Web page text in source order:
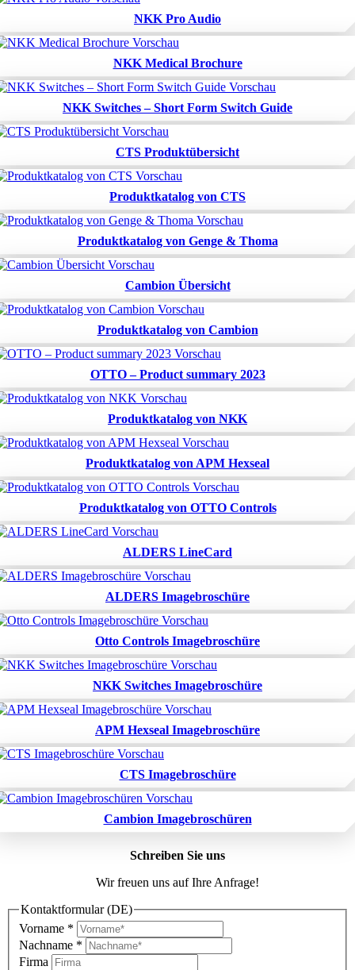
NKK Pro Audio
NKK Medical Brochure
NKK Switches – Short Form Switch Guide
CTS Produktübersicht
Produktkatalog von CTS
Produktkatalog von Genge & Thoma
Cambion Übersicht
Produktkatalog von Cambion
OTTO – Product summary 2023
Produktkatalog von NKK
Produktkatalog von APM Hexseal
Produktkatalog von OTTO Controls
ALDERS LineCard
ALDERS Imagebroschüre
Otto Controls Imagebroschüre
NKK Switches Imagebroschüre
APM Hexseal Imagebroschüre
CTS Imagebroschüre
Cambion Imagebroschüren
Schreiben Sie uns
Wir freuen uns auf Ihre Anfrage!
Kontaktformular (DE)
Vorname *
Nachname *
Firma